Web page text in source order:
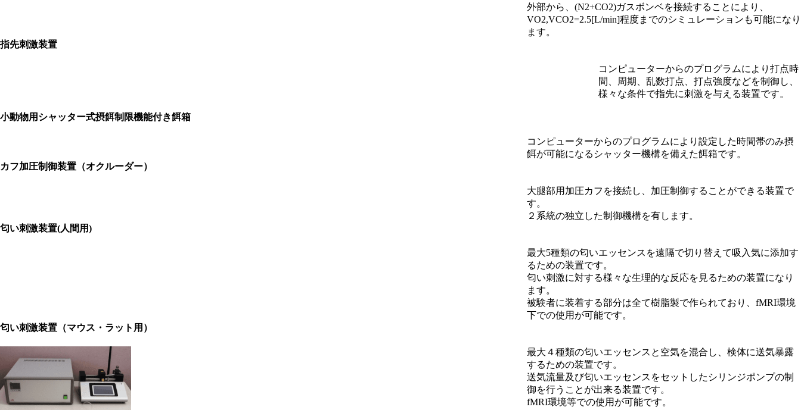
外部から、(N2+CO2)ガスボンベを接続することにより、
VO2,VCO2=2.5[L/min]程度までのシミュレーションも可能になり
ます。
指先刺激装置
コンピューターからのプログラムにより打点時
間、周期、乱数打点、打点強度などを制御し、
様々な条件で指先に刺激を与える装置です。
小動物用シャッター式摂餌制限機能付き餌箱
コンピューターからのプログラムにより設定した時間帯のみ摂
餌が可能になるシャッター機構を備えた餌箱です。
カフ加圧制御装置（オクルーダー）
大腿部用加圧カフを接続し、加圧制御することができる装置で
す。
２系統の独立した制御機構を有します。
匂い刺激装置(人間用)
最大5種類の匂いエッセンスを遠隔で切り替えて吸入気に添加す
るための装置です。
匂い刺激に対する様々な生理的な反応を見るための装置になり
ます。
被験者に装着する部分は全て樹脂製で作られており、fMRI環境
下での使用が可能です。
匂い刺激装置（マウス・ラット用）
最大４種類の匂いエッセンスと空気を混合し、検体に送気暴露
するための装置です。
送気流量及び匂いエッセンスをセットしたシリンジポンプの制
御を行うことが出来る装置です。
fMRI環境等での使用が可能です。